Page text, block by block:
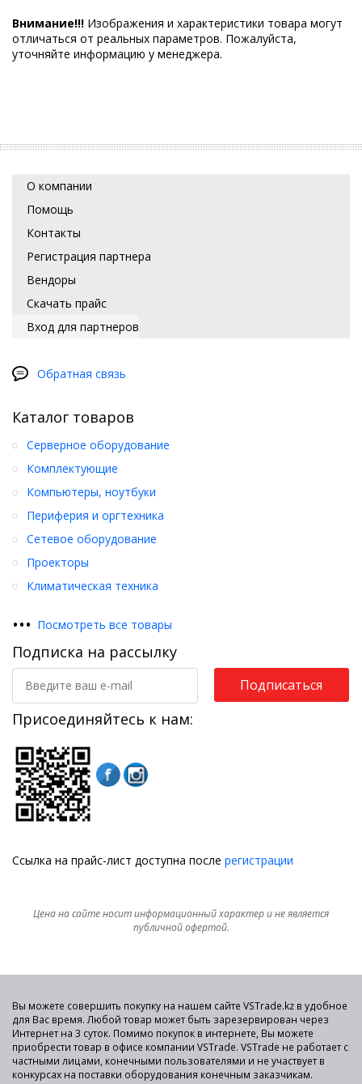
Внимание!!! Изображения и характеристики товара могут
отличаться от реальных параметров. Пожалуйста,
уточняйте информацию у менеджера.
О компании
Помощь
Контакты
Регистрация партнера
Вендоры
Скачать прайс
Вход для партнеров
Обратная связь
Каталог товаров
Серверное оборудование
Комплектующие
Компьютеры, ноутбуки
Периферия и оргтехника
Сетевое оборудование
Проекторы
Климатическая техника
••• Посмотреть все товары
Подписка на рассылку
Подписаться
Присоединяйтесь к нам:
Ссылка на прайс-лист доступна после регистрации
Цена на сайте носит информационный характер и не является
публичной офертой.
Вы можете совершить покупку на нашем сайте VSTrade.kz в удобное
для Вас время. Любой товар может быть зарезервирован через
Интернет на 3 суток. Помимо покупок в интернете, Вы можете
приобрести товар в офисе компании VSTrade. VSTrade не работает с
частными лицами, конечными пользователями и не участвует в
конкурсах на поставки оборудования конечным заказчикам.